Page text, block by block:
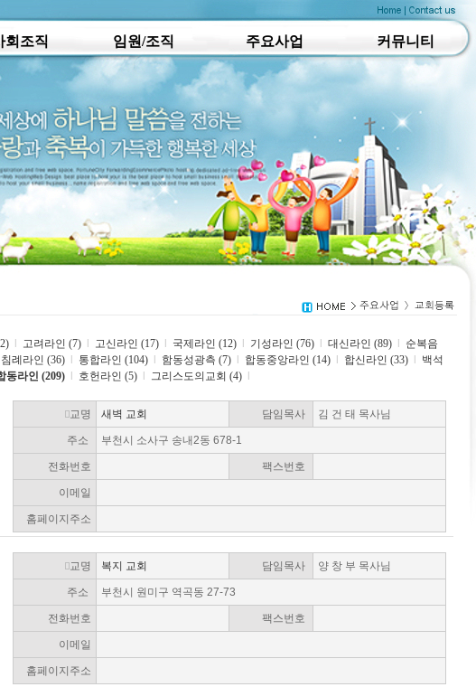
회조직 임원/조직 주요사업 커뮤니티
고려라인 (7) 고신라인 (17) 국제라인 (12) 기성라인 (76) 대신라인 (89)
순복음
침례라인 (36) 통합라인 (104) 함동성광측 (7) 합동중앙라인 (14) 합신라인 (33)
백석
동라인 (209) 호헌라인 (5) 그리스도의교회 (4)
교명 새벽 교회 담임목사 김 건 태 목사님
주소 부천시 소사구 송내2동 678-1
전화번호 팩스번호
이메일
홈페이지주소
교명 복지 교회 담임목사 양 창 부 목사님
주소 부천시 원미구 역곡동 27-73
전화번호 팩스번호
이메일
홈페이지주소